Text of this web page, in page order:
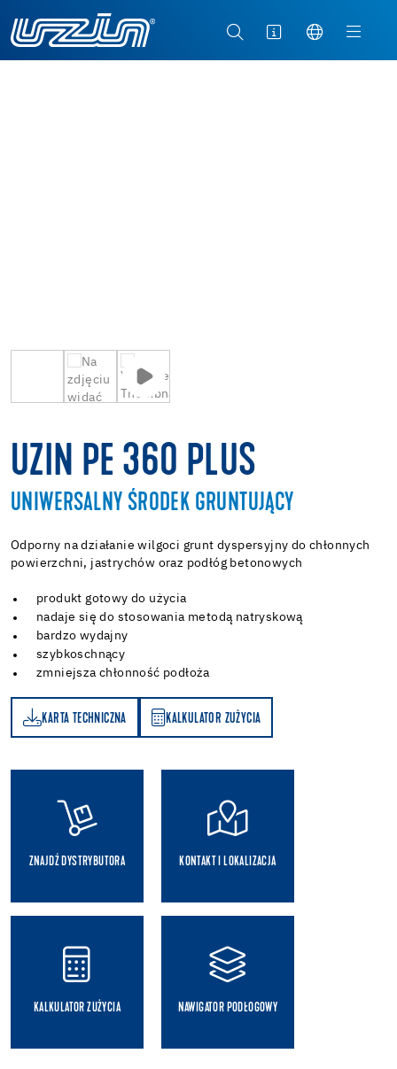
UZIN PE 360 PLUS
UNIWERSALNY ŚRODEK GRUNTUJĄCY
Odporny na działanie wilgoci grunt dyspersyjny do chłonnych
powierzchni, jastrychów oraz podłóg betonowych
produkt gotowy do użycia
nadaje się do stosowania metodą natryskową
bardzo wydajny
szybkoschnący
zmniejsza chłonność podłoża
KARTA TECHNICZNA KALKULATOR ZUŻYCIA
KALKULATOR ZUŻYCIA
ZNAJDŹ DYSTRYBUTORA KONTAKT I LOKALIZACJA
KALKULATOR ZUŻYCIA NAWIGATOR PODŁOGOWY